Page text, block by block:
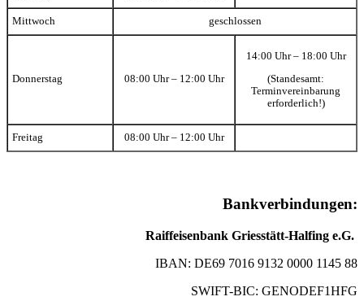
Mittwoch geschlossen
Donnerstag 08:00 Uhr – 12:00 Uhr
14:00 Uhr – 18:00 Uhr
(Standesamt:
Terminvereinbarung
erforderlich!)
Freitag 08:00 Uhr – 12:00 Uhr
Bankverbindungen:
Raiffeisenbank Griesstätt-Halfing e.G.
IBAN: DE69 7016 9132 0000 1145 88
SWIFT-BIC: GENODEF1HFG